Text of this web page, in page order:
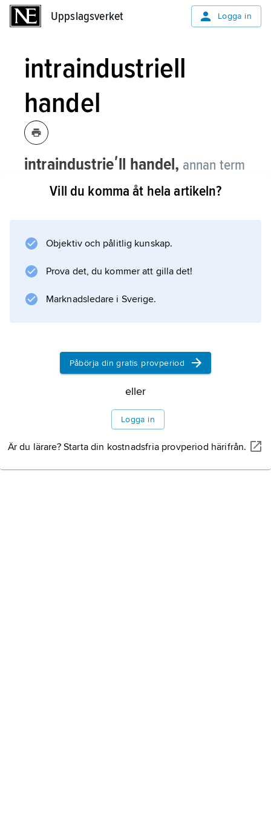
Uppslagsverket Logga in
intraindustriell
handel
intraindustrieʹll handel, annan term
inombranschhandel
Vill du komma åt hela artikeln?
Objektiv och pålitlig kunskap.
Prova det, du kommer att gilla det!
Marknadsledare i Sverige.
Påbörja din gratis provperiod
eller
Logga in
Är du lärare? Starta din kostnadsfria provperiod härifrån.